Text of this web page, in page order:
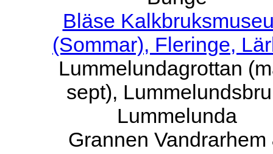
Bläse
(Sommar), Fleringe,
Lummelundagrottan
sept),
Lummelunda
Grannen Vandrarhem